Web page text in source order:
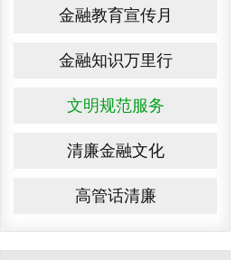
金融教育宣传月
金融知识万里行
文明规范服务
清廉金融文化
高管话清廉